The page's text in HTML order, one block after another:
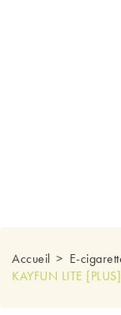
Accueil E-
KAYFUN LITE